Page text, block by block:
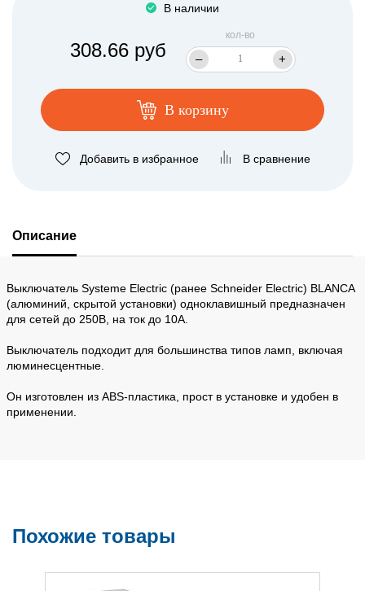
В наличии
308.66 руб
кол-во
– +
В корзину
Добавить в избранное В сравнение
Описание
Выключатель Systeme Electric (ранее Schneider Electric) BLANCA
(алюминий, скрытой установки) одноклавишный предназначен
для сетей до 250В, на ток до 10А.
Выключатель подходит для большинства типов ламп, включая
люминесцентные.
Он изготовлен из ABS-пластика, прост в установке и удобен в
применении.
Похожие товары